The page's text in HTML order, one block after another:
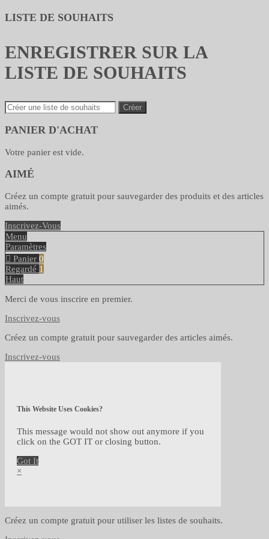
LISTE DE SOUHAITS
ENREGISTRER SUR LA
LISTE DE SOUHAITS
Créer
PANIER D'ACHAT
Votre panier est vide.
AIMÉ
Créez un compte gratuit pour sauvegarder des produits et des articles
aimés.
Inscrivez-Vous
Menu
Paramètres
Panier 0
Regardé 1
Haut
Merci de vous inscrire en premier.
Inscrivez-vous
Créez un compte gratuit pour sauvegarder des articles aimés.
Inscrivez-vous
This Website Uses Cookies?
This message would not show out anymore if you
click on the GOT IT or closing button.
Got It
×
Créez un compte gratuit pour utiliser les listes de souhaits.